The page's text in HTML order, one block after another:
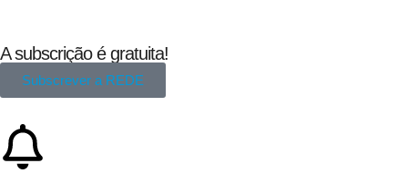
A subscrição é gratuita!
Subscrever a REDE